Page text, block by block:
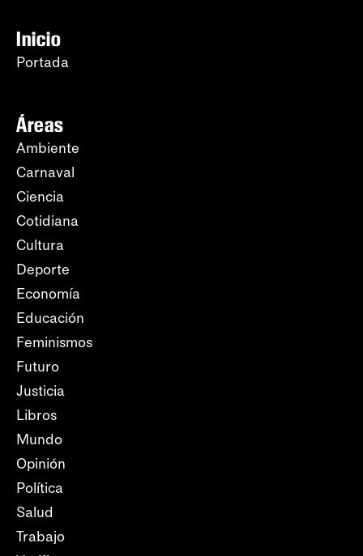
Inicio
Portada
Áreas
Ambiente
Carnaval
Ciencia
Cotidiana
Cultura
Deporte
Economía
Educación
Feminismos
Futuro
Justicia
Libros
Mundo
Opinión
Política
Salud
Trabajo